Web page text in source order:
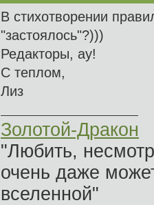
В стихотворении
"застоялось"?)))
Редакторы, ау!
С теплом,
Лиз
Золотой-Дракон
"Любить,
очень даже
вселенной"